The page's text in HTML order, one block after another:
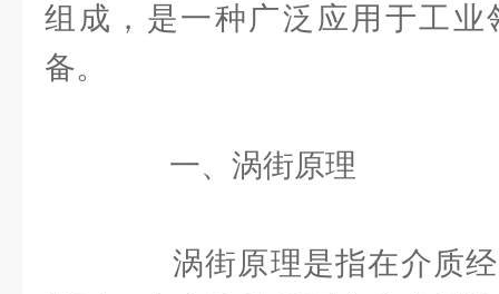
组成，是一种广泛应用于工业
备。
一、涡街原理
涡街原理是指在介质经